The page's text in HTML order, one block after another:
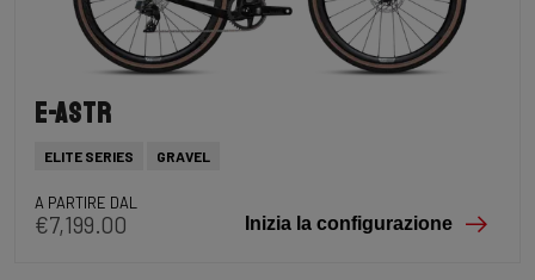
E-Astr
ELITE SERIES GRAVEL
A PARTIRE DAL
€7,199.00 Inizia la configurazione